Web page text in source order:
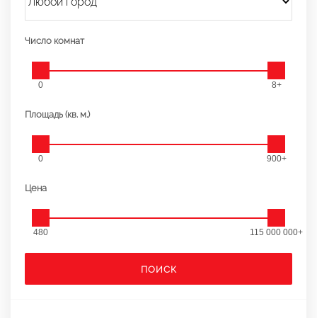
Число комнат
0 8+
Площадь (кв. м.)
0 900+
Цена
480 115 000 000+
ПОИСК